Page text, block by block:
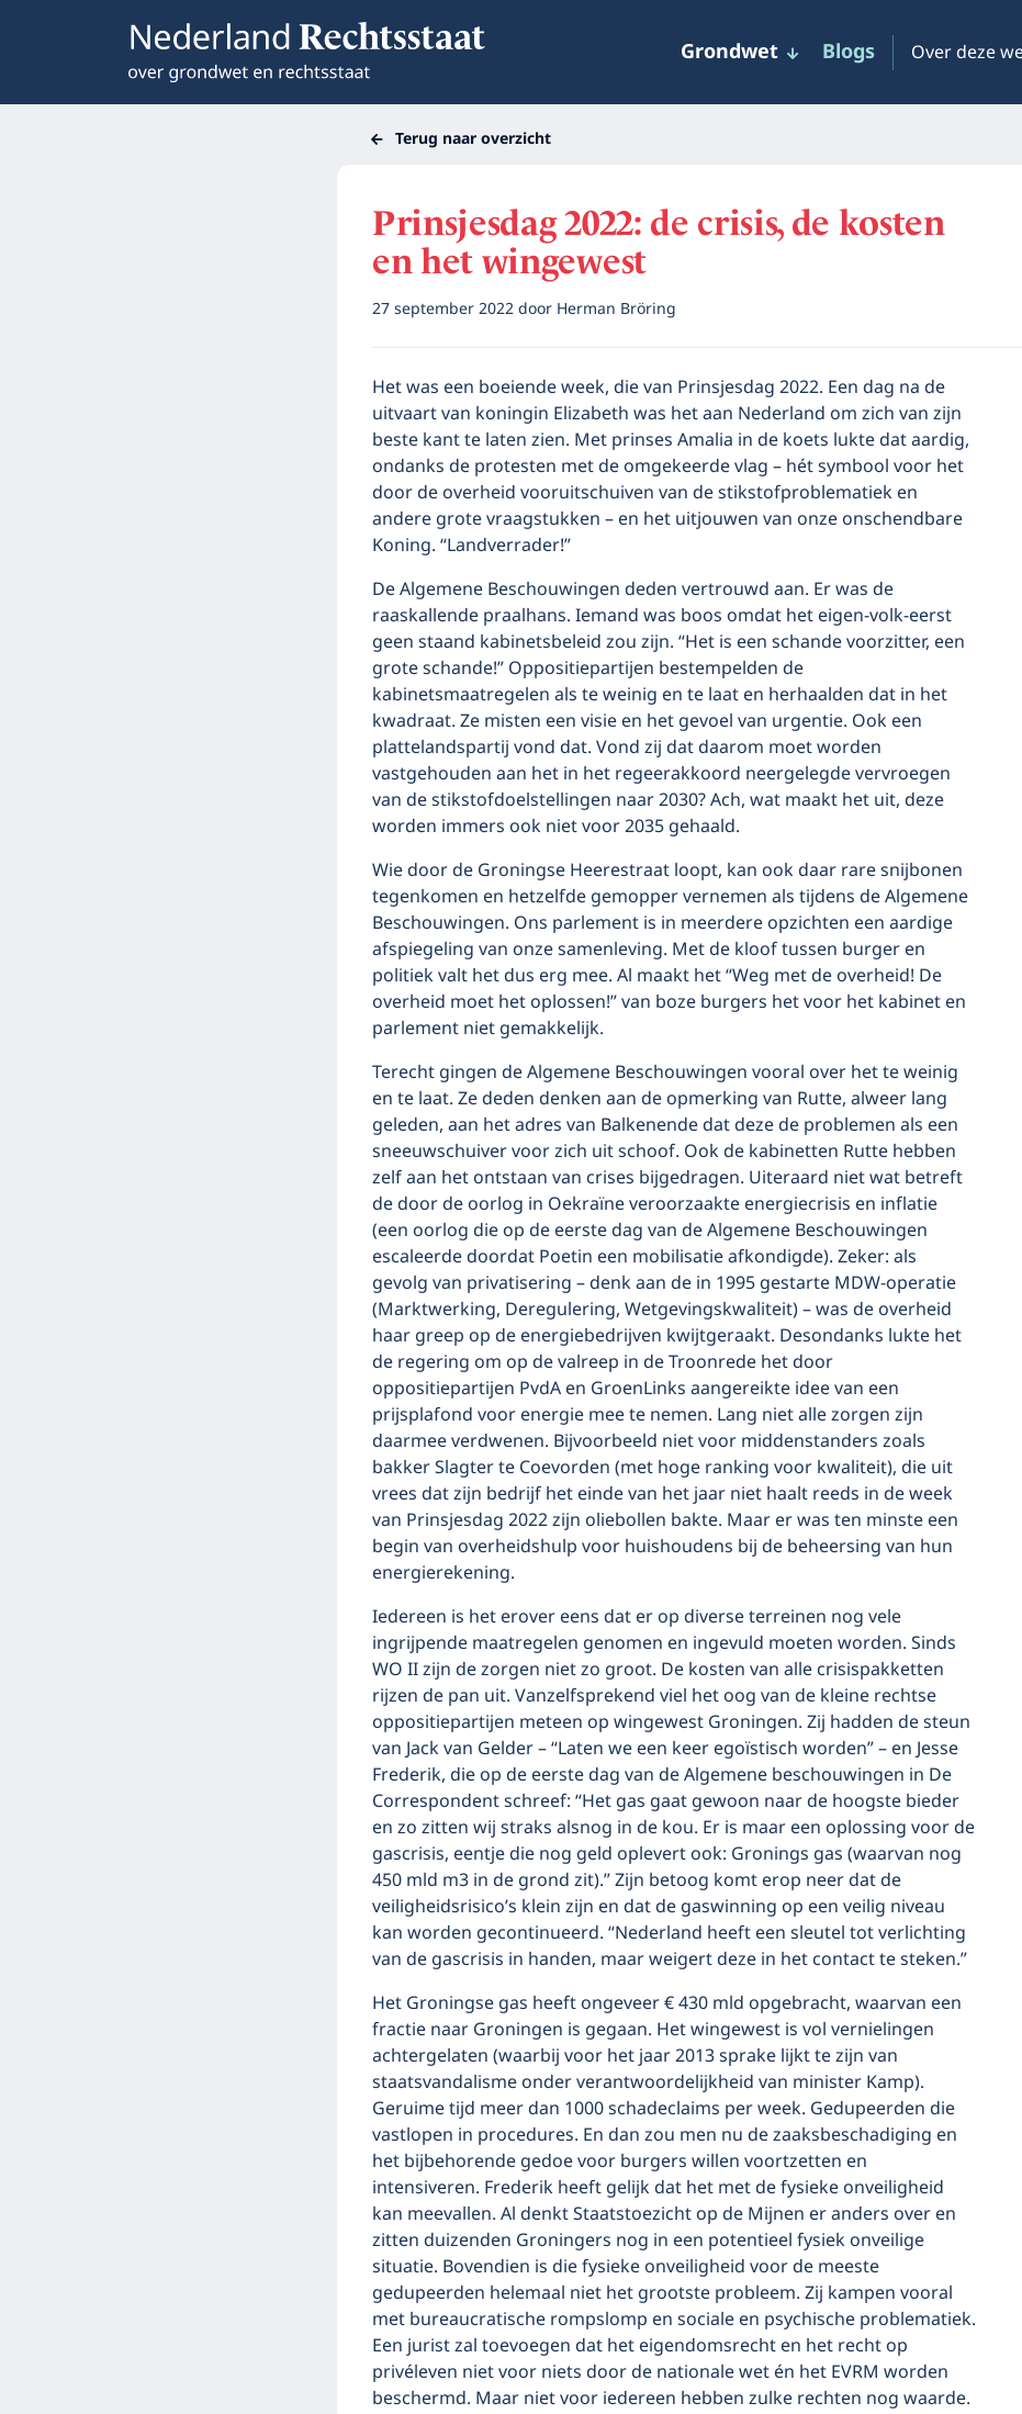
Grondwet Blogs Over deze
Terug naar overzicht
Prinsjesdag 2022: de crisis, de kosten
en het wingewest
27 september 2022door Herman Bröring
Het was een boeiende week, die van Prinsjesdag 2022. Een dag na de
uitvaart van koningin Elizabeth was het aan Nederland om zich van zijn
beste kant te laten zien. Met prinses Amalia in de koets lukte dat aardig,
ondanks de protesten met de omgekeerde vlag – hét symbool voor het
door de overheid vooruitschuiven van de stikstofproblematiek en
andere grote vraagstukken – en het uitjouwen van onze onschendbare
Koning. “Landverrader!”
De Algemene Beschouwingen deden vertrouwd aan. Er was de
raaskallende praalhans. Iemand was boos omdat het eigen-volk-eerst
geen staand kabinetsbeleid zou zijn. “Het is een schande voorzitter, een
grote schande!” Oppositiepartijen bestempelden de
kabinetsmaatregelen als te weinig en te laat en herhaalden dat in het
kwadraat. Ze misten een visie en het gevoel van urgentie. Ook een
plattelandspartij vond dat. Vond zij dat daarom moet worden
vastgehouden aan het in het regeerakkoord neergelegde vervroegen
van de stikstofdoelstellingen naar 2030? Ach, wat maakt het uit, deze
worden immers ook niet voor 2035 gehaald.
Wie door de Groningse Heerestraat loopt, kan ook daar rare snijbonen
tegenkomen en hetzelfde gemopper vernemen als tijdens de Algemene
Beschouwingen. Ons parlement is in meerdere opzichten een aardige
afspiegeling van onze samenleving. Met de kloof tussen burger en
politiek valt het dus erg mee. Al maakt het “Weg met de overheid! De
overheid moet het oplossen!” van boze burgers het voor het kabinet en
parlement niet gemakkelijk.
Terecht gingen de Algemene Beschouwingen vooral over het te weinig
en te laat. Ze deden denken aan de opmerking van Rutte, alweer lang
geleden, aan het adres van Balkenende dat deze de problemen als een
sneeuwschuiver voor zich uit schoof. Ook de kabinetten Rutte hebben
zelf aan het ontstaan van crises bijgedragen. Uiteraard niet wat betreft
de door de oorlog in Oekraïne veroorzaakte energiecrisis en inflatie
(een oorlog die op de eerste dag van de Algemene Beschouwingen
escaleerde doordat Poetin een mobilisatie afkondigde). Zeker: als
gevolg van privatisering – denk aan de in 1995 gestarte MDW-operatie
(Marktwerking, Deregulering, Wetgevingskwaliteit) – was de overheid
haar greep op de energiebedrijven kwijtgeraakt. Desondanks lukte het
de regering om op de valreep in de Troonrede het door
oppositiepartijen PvdA en GroenLinks aangereikte idee van een
prijsplafond voor energie mee te nemen. Lang niet alle zorgen zijn
daarmee verdwenen. Bijvoorbeeld niet voor middenstanders zoals
bakker Slagter te Coevorden (met hoge ranking voor kwaliteit), die uit
vrees dat zijn bedrijf het einde van het jaar niet haalt reeds in de week
van Prinsjesdag 2022 zijn oliebollen bakte. Maar er was ten minste een
begin van overheidshulp voor huishoudens bij de beheersing van hun
energierekening.
Iedereen is het erover eens dat er op diverse terreinen nog vele
ingrijpende maatregelen genomen en ingevuld moeten worden. Sinds
WO II zijn de zorgen niet zo groot. De kosten van alle crisispakketten
rijzen de pan uit. Vanzelfsprekend viel het oog van de kleine rechtse
oppositiepartijen meteen op wingewest Groningen. Zij hadden de steun
van Jack van Gelder – “Laten we een keer egoïstisch worden” – en Jesse
Frederik, die op de eerste dag van de Algemene beschouwingen in De
Correspondent schreef: “Het gas gaat gewoon naar de hoogste bieder
en zo zitten wij straks alsnog in de kou. Er is maar een oplossing voor de
gascrisis, eentje die nog geld oplevert ook: Gronings gas (waarvan nog
450 mld m3 in de grond zit).” Zijn betoog komt erop neer dat de
veiligheidsrisico’s klein zijn en dat de gaswinning op een veilig niveau
kan worden gecontinueerd. “Nederland heeft een sleutel tot verlichting
van de gascrisis in handen, maar weigert deze in het contact te steken.”
Het Groningse gas heeft ongeveer € 430 mld opgebracht, waarvan een
fractie naar Groningen is gegaan. Het wingewest is vol vernielingen
achtergelaten (waarbij voor het jaar 2013 sprake lijkt te zijn van
staatsvandalisme onder verantwoordelijkheid van minister Kamp).
Geruime tijd meer dan 1000 schadeclaims per week. Gedupeerden die
vastlopen in procedures. En dan zou men nu de zaaksbeschadiging en
het bijbehorende gedoe voor burgers willen voortzetten en
intensiveren. Frederik heeft gelijk dat het met de fysieke onveiligheid
kan meevallen. Al denkt Staatstoezicht op de Mijnen er anders over en
zitten duizenden Groningers nog in een potentieel fysiek onveilige
situatie. Bovendien is die fysieke onveiligheid voor de meeste
gedupeerden helemaal niet het grootste probleem. Zij kampen vooral
met bureaucratische rompslomp en sociale en psychische problematiek.
Een jurist zal toevoegen dat het eigendomsrecht en het recht op
privéleven niet voor niets door de nationale wet én het EVRM worden
beschermd. Maar niet voor iedereen hebben zulke rechten nog waarde.